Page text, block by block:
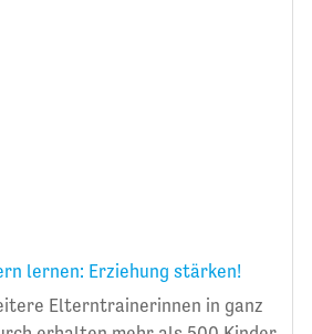
lernen: Erziehung stärken!
Elterntrainerinnen in ganz